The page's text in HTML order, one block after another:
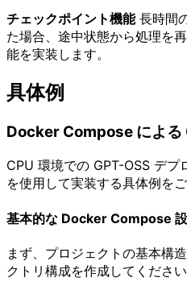
チェックポイント機能長時間
た場合、途中状態から処理を
能を実装します。
具体例
Docker Compose による
CPU 環境での GPT-OSS デ
を使用して実装する具体例をご
基本的な Docker Compose
まず、プロジェクトの基本構
クトリ構成を作成してください